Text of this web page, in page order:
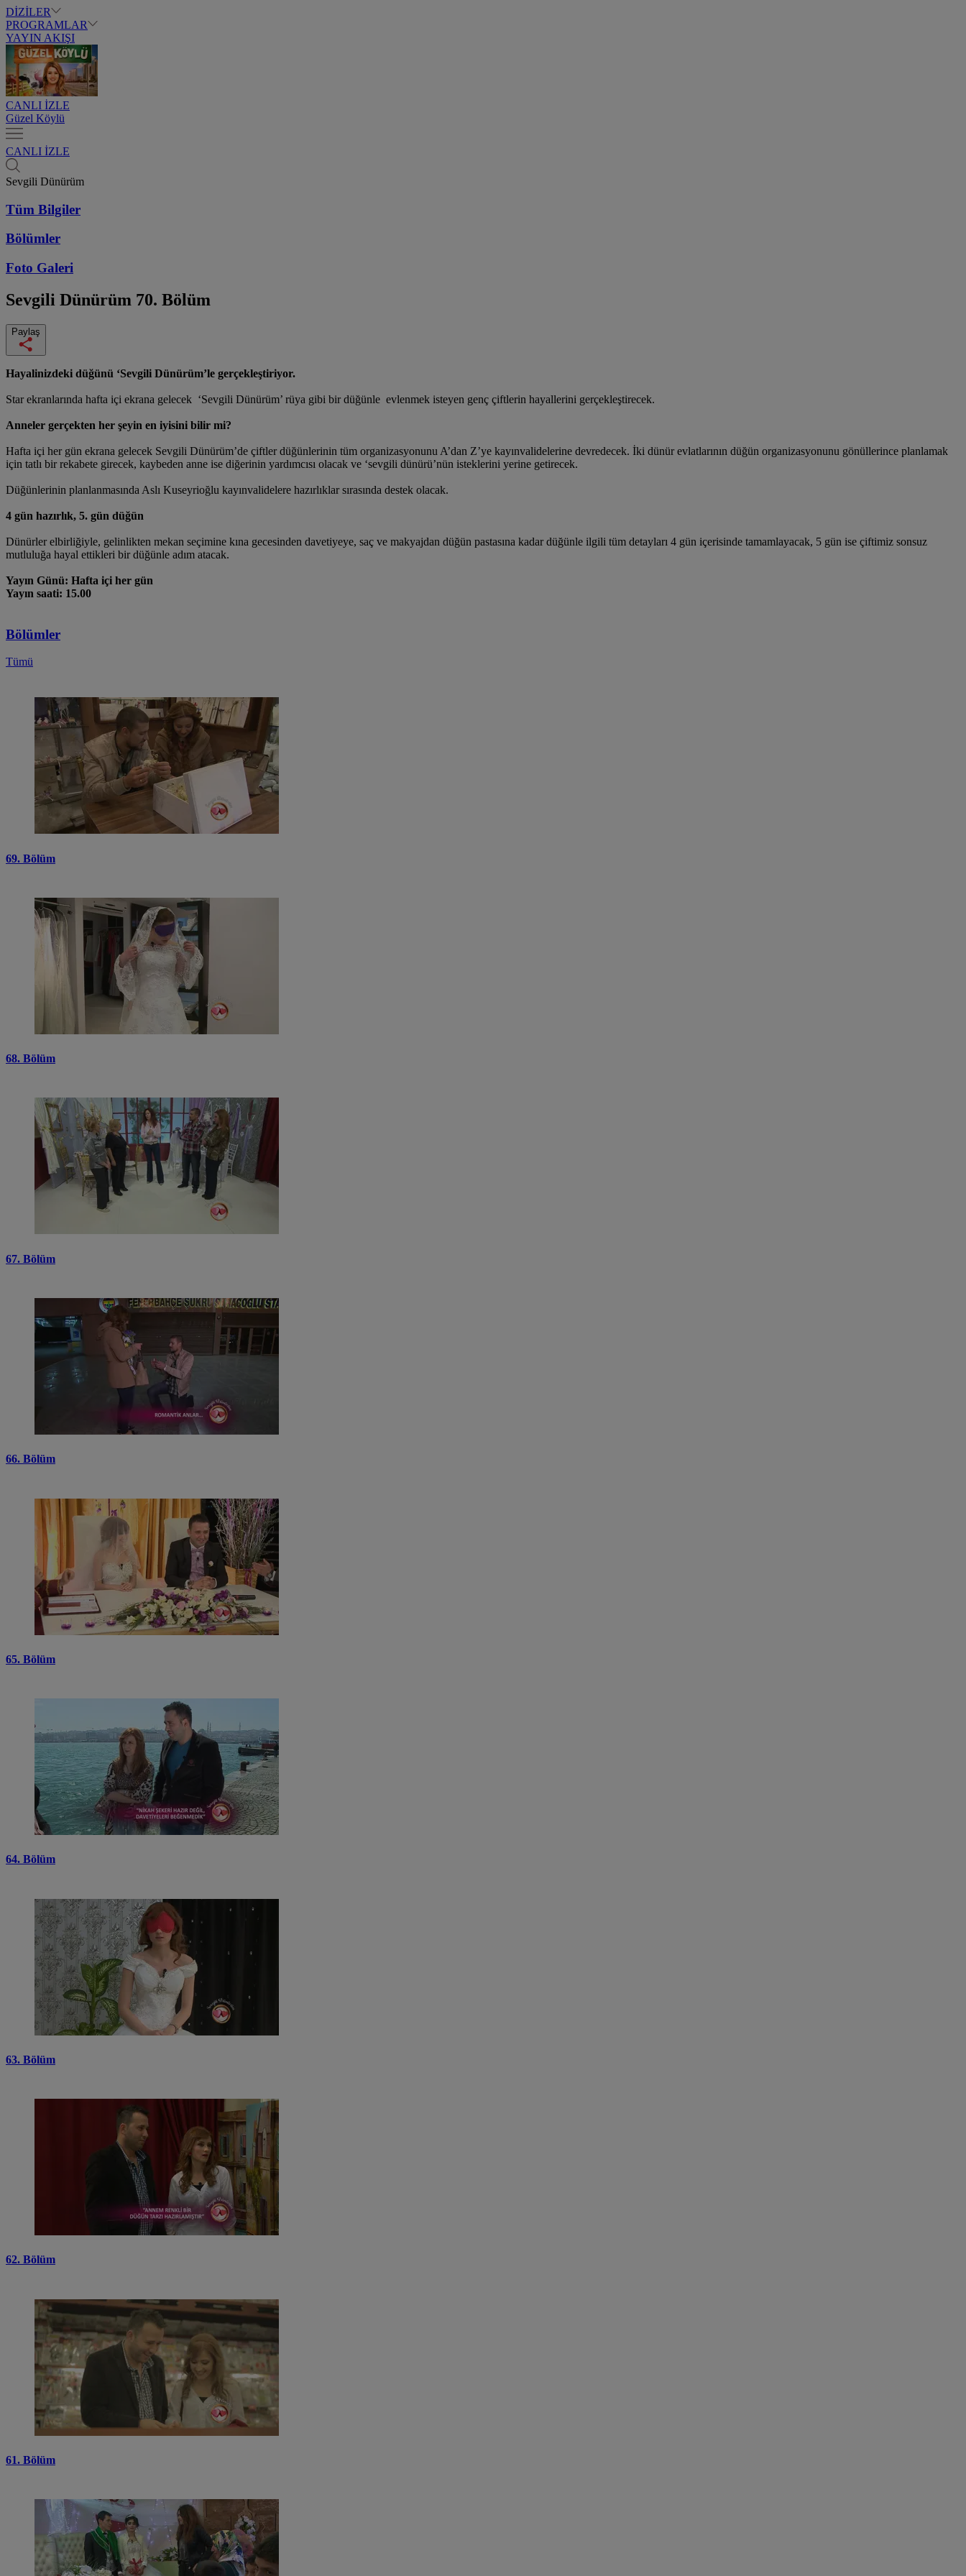
DİZİLER
PROGRAMLAR
YAYIN AKIŞI
CANLI İZLE
Güzel Köylü
CANLI İZLE
Sevgili Dünürüm
Tüm Bilgiler
Bölümler
Foto Galeri
Sevgili Dünürüm 70. Bölüm
Paylaş
Hayalinizdeki düğünü ‘Sevgili Dünürüm’le gerçekleştiriyor.
Star ekranlarında hafta içi ekrana gelecek ‘Sevgili Dünürüm’ rüya gibi bir düğünle evlenmek isteyen genç çiftlerin hayallerini gerçekleştirecek.
Anneler gerçekten her şeyin en iyisini bilir mi?
Hafta içi her gün ekrana gelecek Sevgili Dünürüm’de çiftler düğünlerinin tüm organizasyonunu A’dan Z’ye kayınvalidelerine devredecek. İki dünür evlatlarının düğün organizasyonunu gönüllerince planlamak
için tatlı bir rekabete girecek, kaybeden anne ise diğerinin yardımcısı olacak ve ‘sevgili dünürü’nün isteklerini yerine getirecek.
Düğünlerinin planlanmasında Aslı Kuseyrioğlu kayınvalidelere hazırlıklar sırasında destek olacak.
4 gün hazırlık, 5. gün düğün
Dünürler elbirliğiyle, gelinlikten mekan seçimine kına gecesinden davetiyeye, saç ve makyajdan düğün pastasına kadar düğünle ilgili tüm detayları 4 gün içerisinde tamamlayacak, 5 gün ise çiftimiz sonsuz
mutluluğa hayal ettikleri bir düğünle adım atacak.
Yayın Günü: Hafta içi her gün
Yayın saati: 15.00
Bölümler
Tümü
69. Bölüm
68. Bölüm
67. Bölüm
66. Bölüm
65. Bölüm
64. Bölüm
63. Bölüm
62. Bölüm
61. Bölüm